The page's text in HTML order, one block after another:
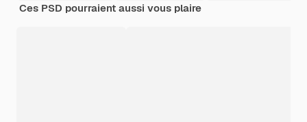
Ces PSD pourraient aussi vous plaire